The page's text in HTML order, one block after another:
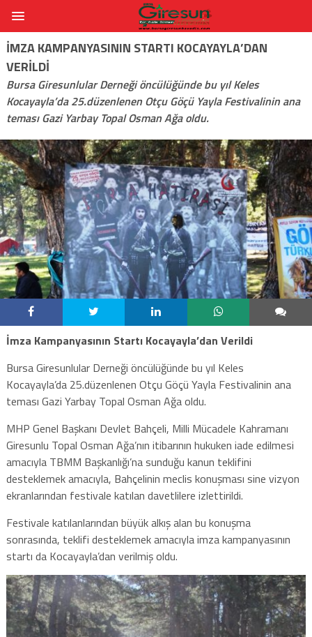
İMZA KAMPANYASININ STARTI KOCAYAYLA’DAN
VERILDI
Bursa Giresunlular Derneği öncülüğünde bu yıl Keles
Kocayayla’da 25.düzenlenen Otçu Göçü Yayla Festivalinin ana
teması Gazi Yarbay Topal Osman Ağa oldu.
İmza Kampanyasının Startı Kocayayla’dan Verildi
Bursa Giresunlular Derneği öncülüğünde bu yıl Keles
Kocayayla’da 25.düzenlenen Otçu Göçü Yayla Festivalinin ana
teması Gazi Yarbay Topal Osman Ağa oldu.
MHP Genel Başkanı Devlet Bahçeli, Milli Mücadele Kahramanı
Giresunlu Topal Osman Ağa’nın itibarının hukuken iade edilmesi
amacıyla TBMM Başkanlığı’na sunduğu kanun teklifini
desteklemek amacıyla, Bahçelinin meclis konuşması sine vizyon
ekranlarından festivale katılan davetlilere izlettirildi.
Festivale katılanlarından büyük alkış alan bu konuşma
sonrasında, teklifi desteklemek amacıyla imza kampanyasının
startı da Kocayayla’dan verilmiş oldu.